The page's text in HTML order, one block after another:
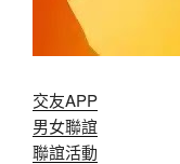
交友APP
男女聯誼
聯誼活動